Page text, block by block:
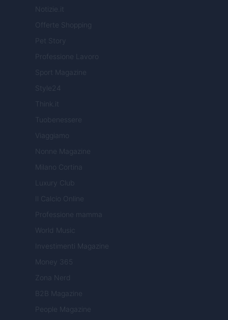
Notizie.it
Offerte Shopping
Pet Story
Professione Lavoro
Sport Magazine
Style24
Think.it
Tuobenessere
Viaggiamo
Nonne Magazine
Milano Cortina
Luxury Club
Il Calcio Online
Professione mamma
World Music
Investimenti Magazine
Money 365
Zona Nerd
B2B Magazine
People Magazine